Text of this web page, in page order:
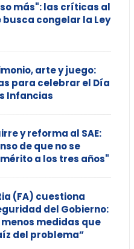
más": las críticas al
congelar la Ley
arte y juego:
para celebrar el Día
Infancias
y reforma al SAE:
de que no se
a los tres años"
(FA) cuestiona
del Gobierno:
menos medidas que
del problema”